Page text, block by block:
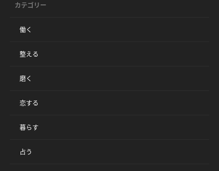
カテゴリー
働く
整える
磨く
恋する
暮らす
占う